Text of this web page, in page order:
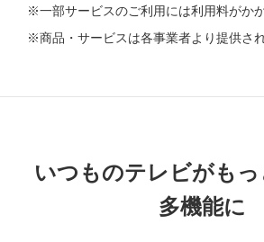
一部サービスのご利用には利用料がか
商品・サービスは各事業者より提供され
いつものテレビがもっ
多機能に